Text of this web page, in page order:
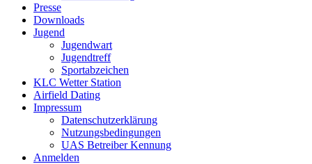
Presse
Downloads
Jugend
Jugendwart
Jugendtreff
Sportabzeichen
KLC Wetter Station
Airfield Dating
Impressum
Datenschutzerklärung
Nutzungsbedingungen
UAS Betreiber Kennung
Anmelden